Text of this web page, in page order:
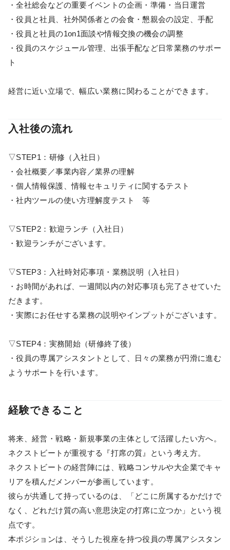
・全社総会などの重要イベントの企画・準備・当日運営
・役員と社員、社外関係者との会食・懇親会の設定、手配
・役員と社員の1on1面談や情報交換の機会の調整
・役員のスケジュール管理、出張手配など日常業務のサポー
ト
経営に近い立場で、幅広い業務に関わることができます。
入社後の流れ
▽STEP1：研修（入社日）
・会社概要／事業内容／業界の理解
・個人情報保護、情報セキュリティに関するテスト
・社内ツールの使い方理解度テスト 等
▽STEP2：歓迎ランチ（入社日）
・歓迎ランチがございます。
▽STEP3：入社時対応事項・業務説明（入社日）
・お時間があれば、一週間以内の対応事項も完了させていた
だきます。
・実際にお任せする業務の説明やインプットがございます。
▽STEP4：実務開始（研修終了後）
・役員の専属アシスタントとして、日々の業務が円滑に進む
ようサポートを行います。
経験できること
将来、経営・戦略・新規事業の主体として活躍したい方へ。
ネクストビートが重視する『打席の質』という考え方。
ネクストビートの経営陣には、戦略コンサルや大企業でキャ
リアを積んだメンバーが参画しています。
彼らが共通して持っているのは、「どこに所属するかだけで
なく、どれだけ質の高い意思決定の打席に立つか」という視
点です。
本ポジションは、そうした視座を持つ役員の専属アシスタン